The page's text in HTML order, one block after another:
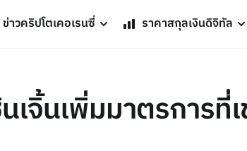
ข่าวคริปโตเคอเรนซี่ ราคาสกุลเงินดิจิทัล
เจิ้นเพิ่มมาตรการที่